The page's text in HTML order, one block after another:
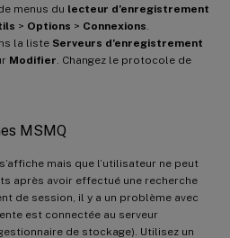
menus du lecteur d’enregistrement
> Options > Connexions
la liste Serveurs d’enregistrement
Modifier . Changez le protocole de
MSMQ
mais que l’utilisateur ne peut
après avoir effectué une recherche
de session, il y a un problème avec
est connectée au serveur
de stockage). Utilisez un